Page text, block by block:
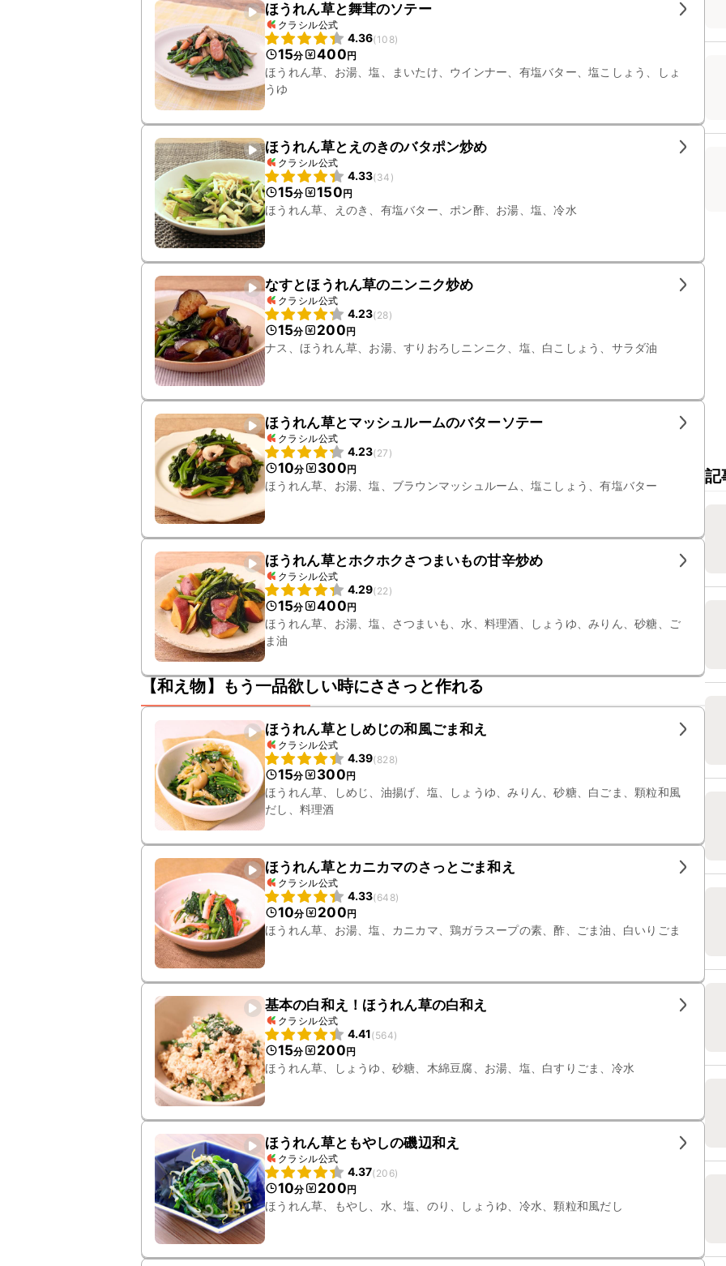
ほうれん草と舞茸のソテー
クラシル公式
4.36(108)
15分 400円
ほうれん草、お湯、塩、まいたけ、ウインナー、有塩バター、塩こしょう、しょ
うゆ
ほうれん草とえのきのバタポン炒め
クラシル公式
4.33(34 )
15分 150円
ほうれん草、えのき、有塩バター、ポン酢、お湯、塩、冷水
なすとほうれん草のニンニク炒め
クラシル公式
4.23(28)
15分 200円
ナス、ほうれん草、お湯、すりおろしニンニク、塩、白こしょう、サラダ油
ほうれん草とマッシュルームのバターソテー
クラシル公式
4.23(27 )
10分 300円
ほうれん草、お湯、塩、ブラウンマッシュルーム、塩こしょう、有塩バター
ほうれん草とホクホクさつまいもの甘辛炒め
クラシル公式
4.29(22 )
15分 400円
ほうれん草、お湯、塩、さつまいも、水、料理酒、しょうゆ、みりん、砂糖、ご
ま油
【和え物】もう一品欲しい時にささっと作れる
ほうれん草としめじの和風ごま和え
クラシル公式
4.39(828)
15分 300円
ほうれん草、しめじ、油揚げ、塩、しょうゆ、みりん、砂糖、白ごま、顆粒和風
だし、料理酒
ほうれん草とカニカマのさっとごま和え
クラシル公式
4.33(648)
10分 200円
ほうれん草、お湯、塩、カニカマ、鶏ガラスープの素、酢、ごま油、白いりごま
基本の白和え！ほうれん草の白和え
クラシル公式
4.41(564)
15分 200円
ほうれん草、しょうゆ、砂糖、木綿豆腐、お湯、塩、白すりごま、冷水
ほうれん草ともやしの磯辺和え
クラシル公式
4.37(206)
10分 200円
ほうれん草、もやし、水、塩、のり、しょうゆ、冷水、顆粒和風だし
記